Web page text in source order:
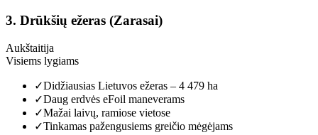
3. Drūkšių ežeras (Zarasai)
Aukštaitija
Visiems lygiams
✓Didžiausias Lietuvos ežeras – 4 479 ha
✓Daug erdvės eFoil maneverams
✓Mažai laivų, ramiose vietose
✓Tinkamas pažengusiems greičio mėgėjams